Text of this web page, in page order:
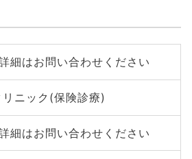
細はお問い合わせください
リニック(保険診療)
細はお問い合わせください